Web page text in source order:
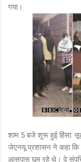
गया।
शाम 5 बजे शुरू हुई हिंसा:
जेएनयू प्रशासन ने कहा कि
आसपास घूम रहे थे। वे